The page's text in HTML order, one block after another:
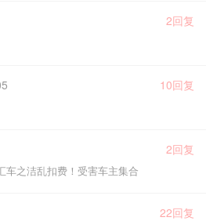
2回复
10回复
2回复
车之洁乱扣费！受害车主集合
22回复